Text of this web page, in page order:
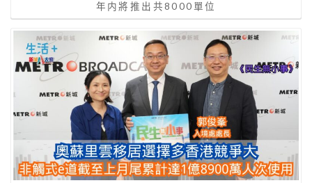
年内將推出共8000單位